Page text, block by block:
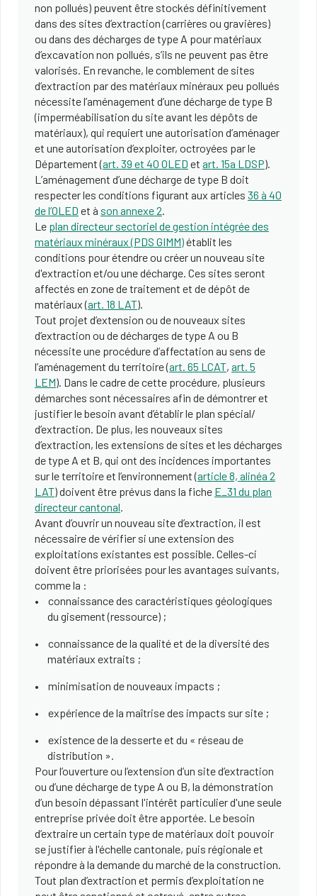
non pollués) peuvent être stockés définitivement
dans des sites d’extraction (carrières ou gravières)
ou dans des décharges de type A pour matériaux
d’excavation non pollués, s’ils ne peuvent pas être
valorisés. En revanche, le comblement de sites
d’extraction par des matériaux minéraux peu pollués
nécessite l’aménagement d’une décharge de type B
(imperméabilisation du site avant les dépôts de
matériaux), qui requiert une autorisation d’aménager
et une autorisation d’exploiter, octroyées par le
Département (art. 39 et 40 OLED et art. 15a LDSP).
L’aménagement d’une décharge de type B doit
respecter les conditions figurant aux articles 36 à 40
de l’OLED et à son annexe 2.
Le plan directeur sectoriel de gestion intégrée des
matériaux minéraux (PDS GIMM)établit les
conditions pour étendre ou créer un nouveau site
d'extraction et/ou une décharge. Ces sites seront
affectés en zone de traitement et de dépôt de
matériaux (art. 18 LAT).
Tout projet d’extension ou de nouveaux sites
d’extraction ou de décharges de type A ou B
nécessite une procédure d’affectation au sens de
l’aménagement du territoire (art. 65 LCAT, art. 5
LEM). Dans le cadre de cette procédure, plusieurs
démarches sont nécessaires afin de démontrer et
justifier le besoin avant d’établir le plan spécial/
d’extraction. De plus, les nouveaux sites
d’extraction, les extensions de sites et les décharges
de type A et B, qui ont des incidences importantes
sur le territoire et l’environnement (article 8, alinéa 2
LAT) doivent être prévus dans la fiche E_31 du plan
directeur cantonal.
Avant d’ouvrir un nouveau site d’extraction, il est
nécessaire de vérifier si une extension des
exploitations existantes est possible. Celles-ci
doivent être priorisées pour les avantages suivants,
comme la :
connaissance des caractéristiques géologiques
du gisement (ressource) ;
connaissance de la qualité et de la diversité des
matériaux extraits ;
minimisation de nouveaux impacts ;
expérience de la maîtrise des impacts sur site ;
existence de la desserte et du « réseau de
distribution ».
Pour l’ouverture ou l’extension d’un site d’extraction
ou d’une décharge de type A ou B, la démonstration
d’un besoin dépassant l'intérêt particulier d'une seule
entreprise privée doit être apportée. Le besoin
d’extraire un certain type de matériaux doit pouvoir
se justifier à l'échelle cantonale, puis régionale et
répondre à la demande du marché de la construction.
Tout plan d’extraction et permis d’exploitation ne